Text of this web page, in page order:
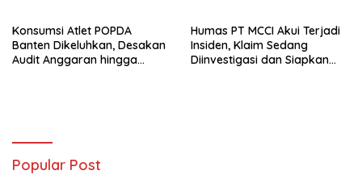
Konsumsi Atlet POPDA
Banten Dikeluhkan, Desakan
Audit Anggaran hingga
Humas PT MCCI Akui Terjadi
Insiden, Klaim Sedang
Diinvestigasi dan Siapkan
Popular Post